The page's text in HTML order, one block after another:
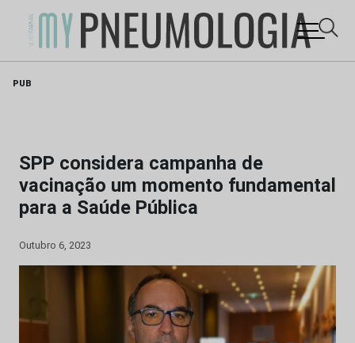
PUB
SPP considera campanha de
vacinação um momento fundamental
para a Saúde Pública
Outubro 6, 2023